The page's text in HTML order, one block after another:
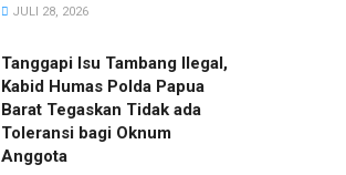
JULI 28, 2026
Tanggapi Isu Tambang Ilegal,
Kabid Humas Polda Papua
Barat Tegaskan Tidak ada
Toleransi bagi Oknum
Anggota